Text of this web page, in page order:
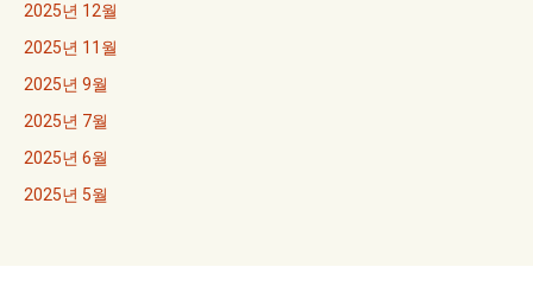
2025년 12월
2025년 11월
2025년 9월
2025년 7월
2025년 6월
2025년 5월